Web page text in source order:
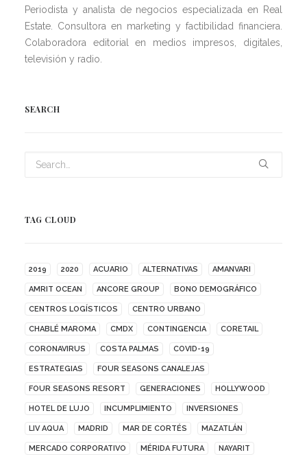
Periodista y analista de negocios especializada en Real
Estate. Consultora en marketing y factibilidad financiera.
Colaboradora editorial en medios impresos, digitales,
televisión y radio.
SEARCH
TAG CLOUD
2019 2020 ACUARIO ALTERNATIVAS AMANVARI
AMRIT OCEAN ANCORE GROUP BONO DEMOGRÁFICO
CENTROS LOGÍSTICOS CENTRO URBANO
CHABLÉ MAROMA CMDX CONTINGENCIA CORETAIL
CORONAVIRUS COSTA PALMAS COVID-19
ESTRATEGIAS FOUR SEASONS CANALEJAS
FOUR SEASONS RESORT GENERACIONES HOLLYWOOD
HOTEL DE LUJO INCUMPLIMIENTO INVERSIONES
LIV AQUA MADRID MAR DE CORTÉS MAZATLÁN
MERCADO CORPORATIVO MÉRIDA FUTURA NAYARIT